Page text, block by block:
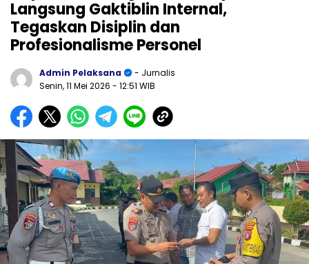
Langsung Gaktiblin Internal,
Tegaskan Disiplin dan
Profesionalisme Personel
Admin Pelaksana
- Jurnalis
Senin, 11 Mei 2026 - 12:51 WIB